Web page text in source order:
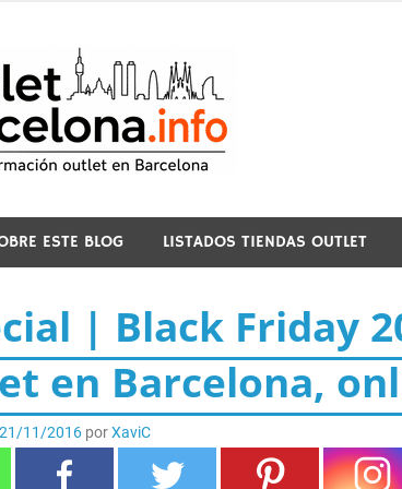
ESTE BLOG LISTADOS TIENDAS OUTLET
| Black Friday
en Barcelona,
21/11/2016porXaviC